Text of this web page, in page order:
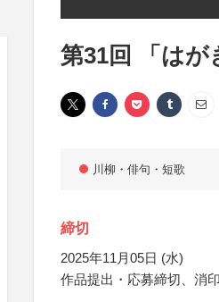
第31回 「はが
川柳・俳句・短歌
締切
2025年11月05日 (水)
作品提出・応募締切、消